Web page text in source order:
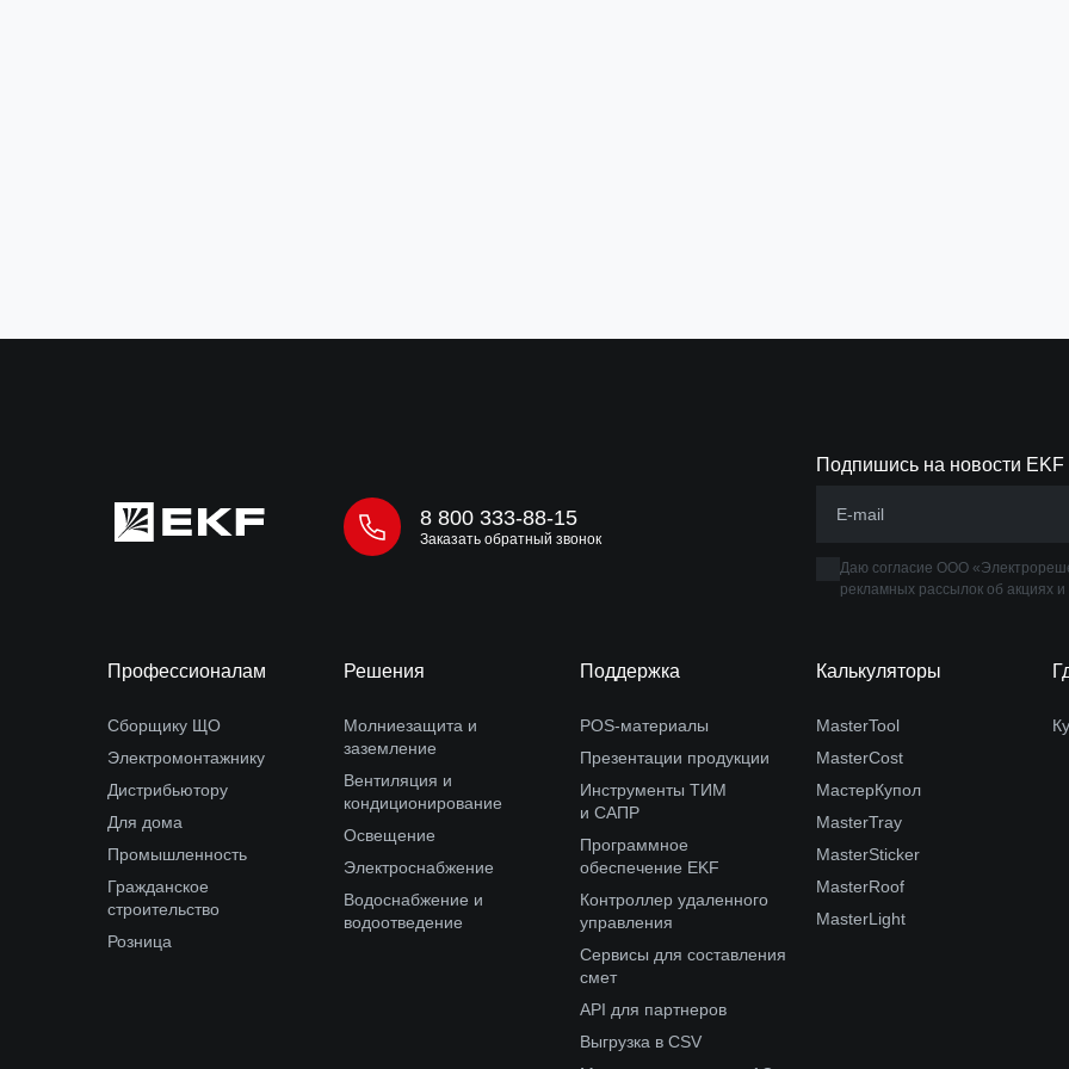
8 800 333-88-15
Заказать обратный звонок
Подпишись на новости EKF
Даю согласие ООО
рекламных рассылок об акциях
Профессионалам
Сборщику ЩО
Электромонтажнику
Дистрибьютору
Для дома
Промышленность
Гражданское
строительство
Розница
Решения
Молниезащита и
заземление
Вентиляция и
кондиционирование
Освещение
Электроснабжение
Водоснабжение и
водоотведение
Поддержка
POS-материалы
Презентации продукции
Инструменты ТИМ
и САПР
Программное
обеспечение EKF
Контроллер удаленного
управления
Сервисы для составления
смет
API для партнеров
Выгрузка в CSV
Калькуляторы
MasterTool
MasterCost
МастерКупол
MasterTray
MasterSticker
MasterRoof
MasterLight